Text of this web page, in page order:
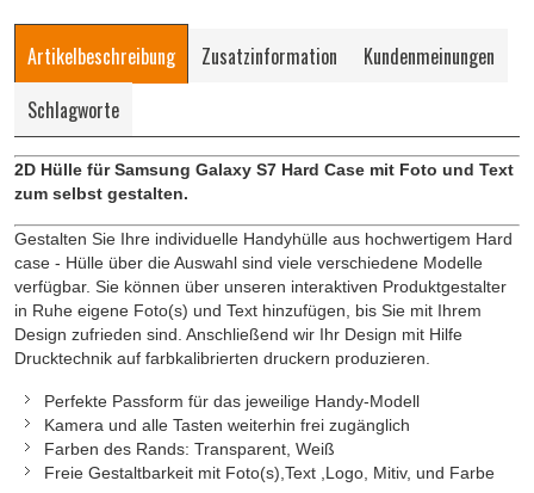
Artikelbeschreibung Zusatzinformation
Kundenmeinungen
Schlagworte
2D Hülle fürSamsung Galaxy S7 Hard Case mit Foto und Text
zum selbst gestalten.
Gestalten Sie Ihre individuelle Handyhülle aus hochwertigem Hard
case - Hülle über die Auswahl sind viele verschiedene Modelle
verfügbar. Sie können über unseren interaktiven Produktgestalter
in Ruhe eigene Foto(s) und Text hinzufügen, bis Sie mit Ihrem
Design zufrieden sind. Anschließend wir Ihr Design mit Hilfe
Drucktechnik auf farbkalibrierten druckern produzieren.
Perfekte Passform für das jeweilige Handy-Modell
Kamera und alle Tasten weiterhin frei zugänglich
Farben des Rands: Transparent, Weiß
Freie Gestaltbarkeit mit Foto(s),Text ,Logo, Mitiv, und Farbe